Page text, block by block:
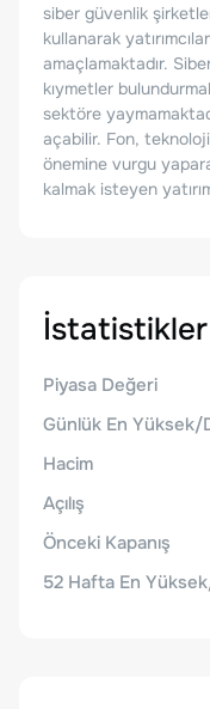
siber güvenlik
kullanarak
amaçlamaktadır.
kıymetler
sektöre
açabilir. Fon,
önemine vurgu
kalmak isteyen
İstatistikler
Piyasa Değeri
Günlük En Yüksek/
Hacim
Açılış
Önceki Kapanış
52 Hafta En